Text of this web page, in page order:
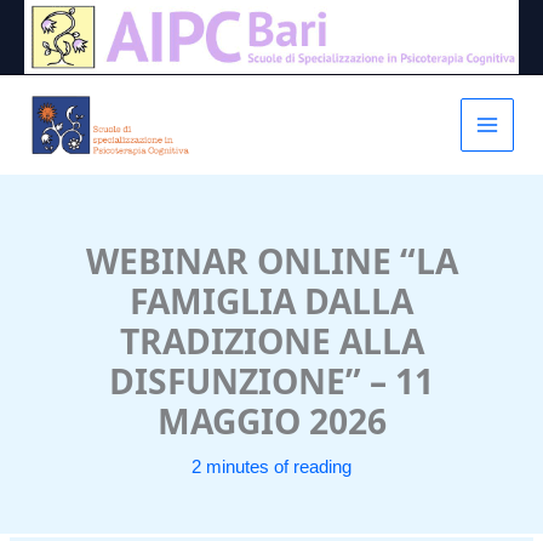
contenuto
WEBINAR ONLINE “LA
FAMIGLIA DALLA
TRADIZIONE ALLA
DISFUNZIONE” – 11
MAGGIO 2026
2 minutes of reading